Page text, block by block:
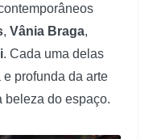
, Vânia Braga,
. Cada uma delas
profunda da arte
beleza do espaço.